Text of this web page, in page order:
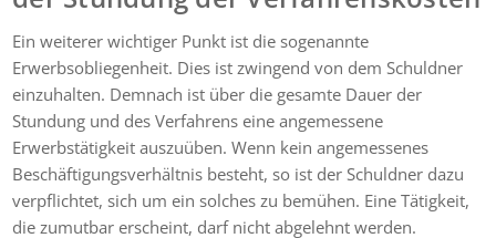
Ein weiterer wichtiger Punkt ist die sogenannte
Erwerbsobliegenheit. Dies ist zwingend von dem Schuldner
einzuhalten. Demnach ist über die gesamte Dauer der
Stundung und des Verfahrens eine angemessene
Erwerbstätigkeit auszuüben. Wenn kein angemessenes
Beschäftigungsverhältnis besteht, so ist der Schuldner dazu
verpflichtet, sich um ein solches zu bemühen. Eine Tätigkeit,
die zumutbar erscheint, darf nicht abgelehnt werden.